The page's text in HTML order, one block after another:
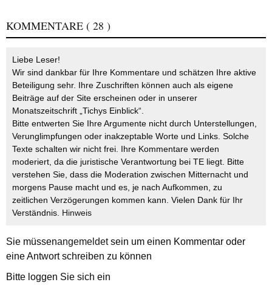
KOMMENTARE ( 28 )
Liebe Leser!
Wir sind dankbar für Ihre Kommentare und schätzen Ihre aktive
Beteiligung sehr. Ihre Zuschriften können auch als eigene
Beiträge auf der Site erscheinen oder in unserer
Monatszeitschrift „Tichys Einblick“.
Bitte entwerten Sie Ihre Argumente nicht durch Unterstellungen,
Verunglimpfungen oder inakzeptable Worte und Links. Solche
Texte schalten wir nicht frei. Ihre Kommentare werden
moderiert, da die juristische Verantwortung bei TE liegt. Bitte
verstehen Sie, dass die Moderation zwischen Mitternacht und
morgens Pause macht und es, je nach Aufkommen, zu
zeitlichen Verzögerungen kommen kann. Vielen Dank für Ihr
Verständnis. Hinweis
Sie müssenangemeldetsein um einen Kommentar oder
eine Antwort schreiben zu können
Bitte loggen Sie sich ein